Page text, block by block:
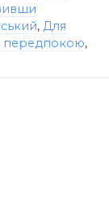
, Для
передпокою,